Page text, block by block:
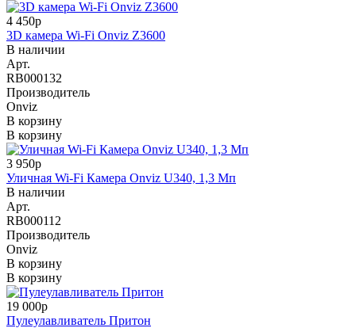
4 450р
3D камера Wi-Fi Onviz Z3600
В наличии
Арт.
RB000132
Производитель
Onviz
В корзину
В корзину
3 950р
Уличная Wi-Fi Камера Onviz U340, 1,3 Мп
В наличии
Арт.
RB000112
Производитель
Onviz
В корзину
В корзину
19 000р
Пулеулавливатель Притон